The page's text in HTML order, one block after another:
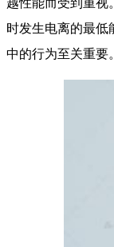
越性能而受到重视
时发生电离的最低
中的行为至关重要。